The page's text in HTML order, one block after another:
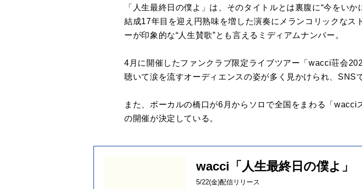
「人生最終日の僕よ」は、そのタイトルとは裏腹に“今をい
結成17年目を迎え円熟味を増した演奏にメランコリックなス
ーが印象的な“人生賛歌”とも言えるミディアムナンバー。
4月に開催したファンクラブ限定ライブツアー「wacci荘会
聴いて涙を流すオーディエンスの姿が多く見かけられ、SNS
また、ボーカルの橋口が6月からソロで全国をまわる「
の開催が決定している。
wacci「人生最終日の僕よ」
5/22(金)配信リリース